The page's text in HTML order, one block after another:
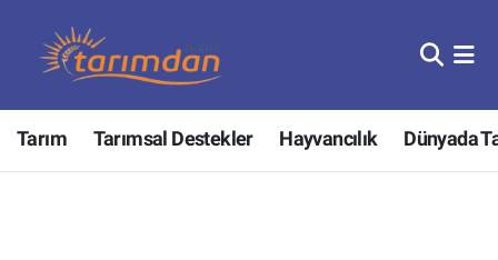
Tarım Tarımsal Destekler Hayvancılık Dünyada
Tarım
Hayvancılık
Nöbetçi Eczaneler
Hava Durumu